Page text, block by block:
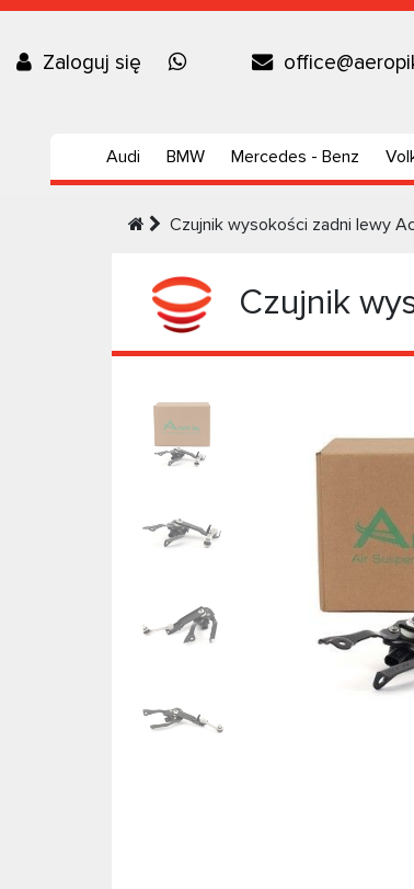
Zaloguj się
Audi BMW Mercedes - Benz
Czujnik wysokości zadni lewy
Czujnik